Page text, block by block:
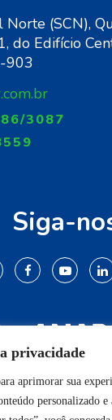
privacidade
aprimorar sua
personalizado e
Norte (SCN),
do Edifício
903
3087
Siga-
Todos os